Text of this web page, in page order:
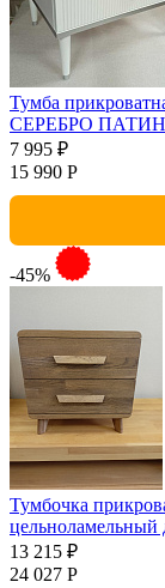
Тумба
СЕРЕБРО
7 995 ₽
15 990 Р
-45%
Тумбочка
цельноламельный
13 215 ₽
24 027 Р